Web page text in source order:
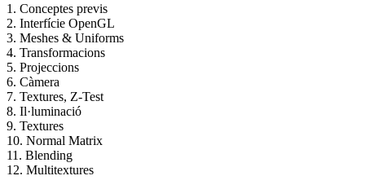
1. Conceptes previs
2. Interfície OpenGL
3. Meshes & Uniforms
4. Transformacions
5. Projeccions
6. Càmera
7. Textures, Z-Test
8. Il·luminació
9. Textures
10. Normal Matrix
11. Blending
12. Multitextures